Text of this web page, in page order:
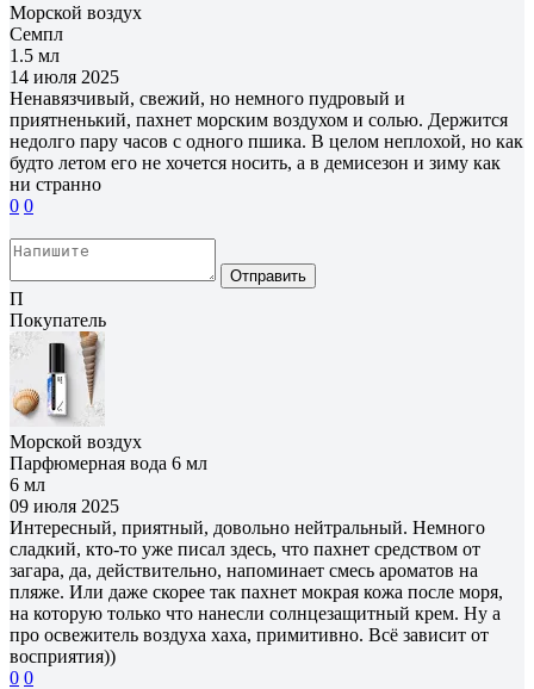
Морской воздух
Семпл
1.5 мл
14 июля 2025
Ненавязчивый, свежий, но немного пудровый и
приятненький, пахнет морским воздухом и солью. Держится
недолго пару часов с одного пшика. В целом неплохой, но как
будто летом его не хочется носить, а в демисезон и зиму как
ни странно
0 0
Отправить
П
Покупатель
Морской воздух
Парфюмерная вода 6 мл
6 мл
09 июля 2025
Интересный, приятный, довольно нейтральный. Немного
сладкий, кто-то уже писал здесь, что пахнет средством от
загара, да, действительно, напоминает смесь ароматов на
пляже. Или даже скорее так пахнет мокрая кожа после моря,
на которую только что нанесли солнцезащитный крем. Ну а
про освежитель воздуха хаха, примитивно. Всё зависит от
восприятия))
0 0